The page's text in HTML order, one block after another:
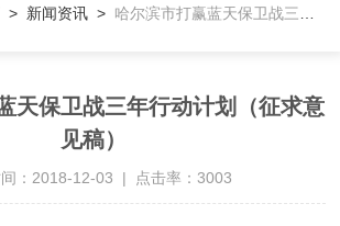
> 新闻资讯 > 哈尔滨市打赢蓝天保卫战三年行动计划（征求意见稿）
天保卫战三年行动计划（征求意
见稿）
间：2018-12-03 | 点击率：3003